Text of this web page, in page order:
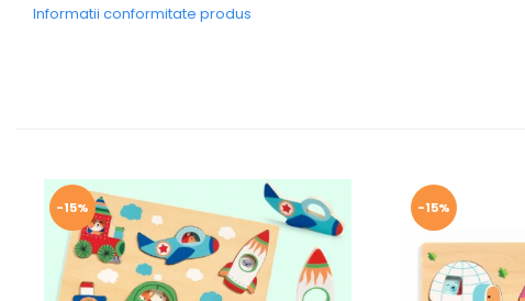
Informatii conformitate produs
-15% -15%